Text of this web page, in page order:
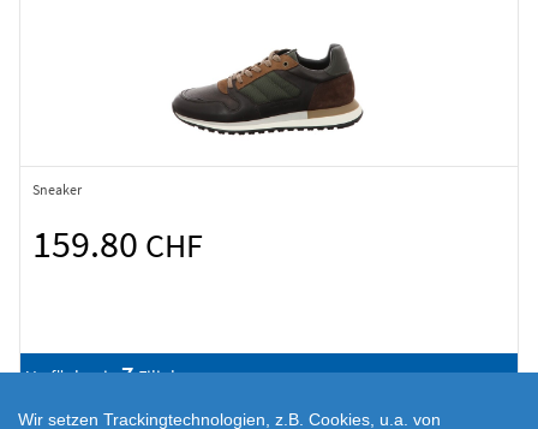
Sneaker
159.80 CHF
Verfügbar in7Filialen
Wir setzen Trackingtechnologien, z.B. Cookies, u.a. von